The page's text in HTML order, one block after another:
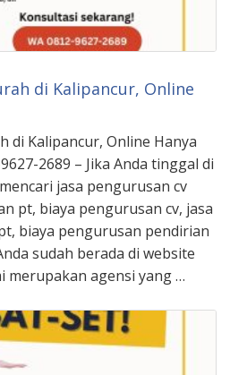
di Kalipancur, Online
di Kalipancur, Online Hanya
2689 – Jika Anda tinggal di
jasa pengurusan cv
pt, biaya pengurusan cv, jasa
biaya pengurusan pendirian
sudah berada di website
merupakan agensi yang …